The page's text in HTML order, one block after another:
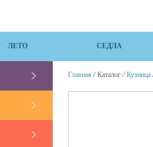
ЛЕТО СЕДЛА
Главная / Каталог / Кузница